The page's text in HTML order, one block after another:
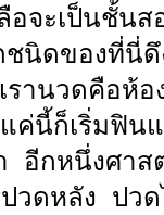
จะเป็นชั้น
นิดของที่นี่
รานวดคือ
ค่นี้ก็เริ่มฟิ
อีกหนึ่งศาส
ปวดหลัง ป